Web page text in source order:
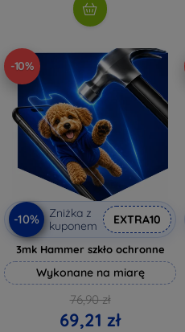
-10%
-10%
Zniżka z
kuponem
EXTRA10
3mk Hammer szkło ochronne
Wykonane na miarę
76,90 zł
69,21 zł